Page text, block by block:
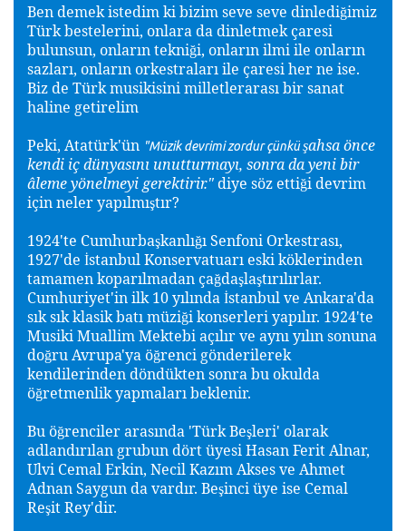
Ben demek istedim ki bizim seve seve dinlediğimiz
Türk bestelerini, onlara da dinletmek çaresi
bulunsun, onların tekniği, onların ilmi ile onların
sazları, onların orkestraları ile çaresi her ne ise.
Biz de Türk musikisini milletlerarası bir sanat
haline getirelim
Peki, Atatürk'ün "Müzik devrimi zordur çünküşahsa önce
kendi iç dünyasını unutturmayı, sonra da yeni bir
âleme yönelmeyi gerektirir."diye söz ettiği devrim
için neler yapılmıştır?
1924'te Cumhurbaşkanlığı Senfoni Orkestrası,
1927'de İstanbul Konservatuarı eski köklerinden
tamamen koparılmadan çağdaşlaştırılırlar.
Cumhuriyet'in ilk 10 yılında İstanbul ve Ankara'da
sık sık klasik batı müziği konserleri yapılır. 1924'te
Musiki Muallim Mektebi açılır ve aynı yılın sonuna
doğru Avrupa'ya öğrenci gönderilerek
kendilerinden döndükten sonra bu okulda
öğretmenlik yapmaları beklenir.
Bu öğrenciler arasında 'Türk Beşleri' olarak
adlandırılan grubun dört üyesi Hasan Ferit Alnar,
Ulvi Cemal Erkin, Necil Kazım Akses ve Ahmet
Adnan Saygun da vardır. Beşinci üye ise Cemal
Reşit Rey'dir.